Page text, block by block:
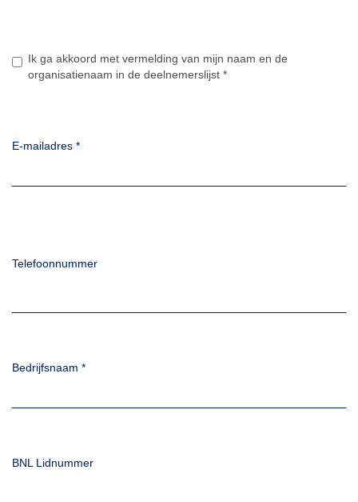
Ik ga akkoord met vermelding van mijn naam en de
organisatienaam in de deelnemerslijst *
E-mailadres *
Telefoonnummer
Bedrijfsnaam *
BNL Lidnummer